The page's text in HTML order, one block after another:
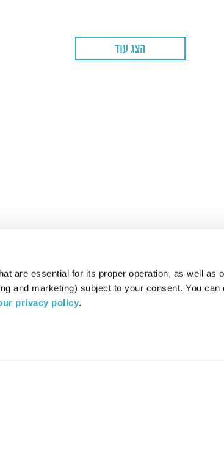
are essential for its proper operation, as well as
and marketing) subject to your consent. You
privacy policy.
הצג עוד